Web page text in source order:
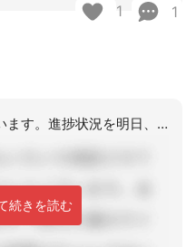
1 1
アドバイスありがとうございます。進捗状況を明日、投稿しますね。
続きを読む